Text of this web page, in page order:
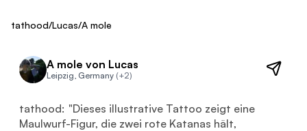
tathood/Lucas/A mole
A mole von Lucas
Leipzig, Germany (+2)
Dieses illustrative Tattoo zeigt eine Maulwurf-Figur,
tathood: "Dieses illustrative Tattoo zeigt eine
Maulwurf-Figur, die zwei rote Katanas hält,